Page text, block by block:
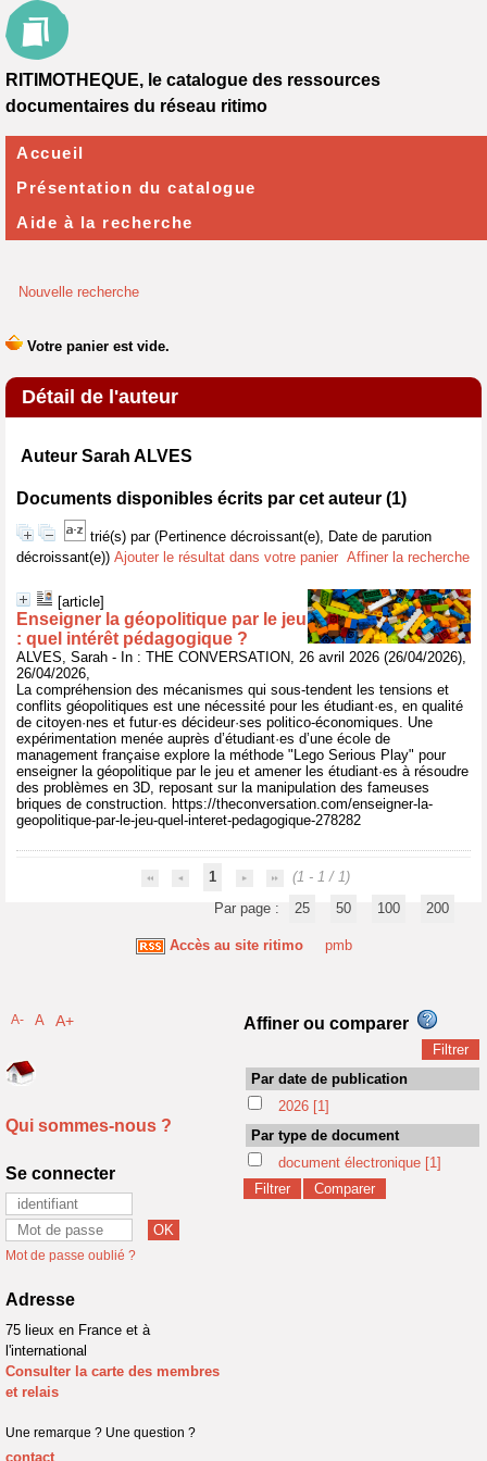
Nouvelle recherche
Détail de l'auteur
Auteur Sarah ALVES
Documents disponibles écrits par cet auteur (1)
trié(s) par (Pertinence décroissant(e), Date de parution
décroissant(e)) Ajouter le résultat dans votre panier Affiner la recherche
[article]
Enseigner la géopolitique par le jeu
: quel intérêt pédagogique ?
ALVES, Sarah - In : THE CONVERSATION, 26 avril 2026 (26/04/2026),
26/04/2026,
La compréhension des mécanismes qui sous-tendent les tensions et
conflits géopolitiques est une nécessité pour les étudiant·es, en qualité
de citoyen·nes et futur·es décideur·ses politico-économiques. Une
expérimentation menée auprès d’étudiant·es d’une école de
management française explore la méthode "Lego Serious Play" pour
enseigner la géopolitique par le jeu et amener les étudiant·es à résoudre
des problèmes en 3D, reposant sur la manipulation des fameuses
briques de construction. https://theconversation.com/enseigner-la-
geopolitique-par-le-jeu-quel-interet-pedagogique-278282
1
(1 - 1 / 1)
Par page :
25 50 100 200
Accès au site ritimo pmb
RITIMOTHEQUE, le catalogue des ressources
documentaires du réseau ritimo
Accueil
Présentation du catalogue
Aide à la recherche
A- A A+
Qui sommes-nous ?
Se connecter
Mot de passe oublié ?
Adresse
75 lieux en France et à
l'international
Consulter la carte des membres
et relais
Une remarque ? Une question ?
contact
Affiner ou comparer
Par date de publication
2026 [1]
Par type de document
document électronique [1]